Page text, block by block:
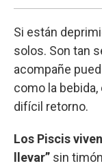
Si están
solos. Son tan
acompañe
como la
difícil retorno.
Los Piscis
llevar” sin